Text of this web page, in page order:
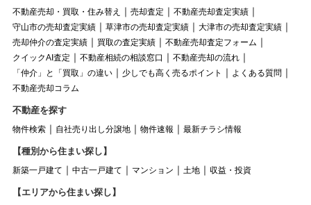
不動産売却・買取・住み替え 売却査定
不動産売却査定実績
守山市の売却査定実績
草津市の売却査定実績
大津市の売却査定実績
売却仲介の査定実績
買取の査定実績
不動産売却査定フォーム
クイックAI査定
不動産相続の相談窓口
不動産売却の流れ
「仲介」と「買取」の違い
少しでも高く売るポイント
よくある質問
不動産売却コラム
不動産を探す
物件検索 自社売り出し分譲地 物件速報 最新チラシ情報
【種別から住まい探し】
新築一戸建て 中古一戸建て マンション 土地 収益・投資
【エリアから住まい探し】